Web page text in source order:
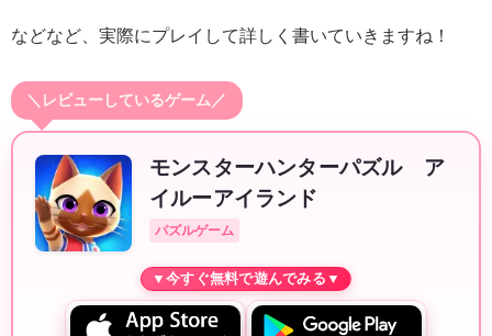
などなど、実際にプレイして詳しく書いていきますね！
＼レビューしているゲーム／
モンスターハンターパズル ア
イルーアイランド
パズルゲーム